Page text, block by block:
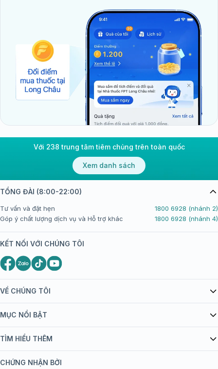
Với 238 trung tâm tiêm chủng trên toàn quốc
Xem danh sách
VỀ CHÚNG TÔI
Giới thiệu Tiêm Chủng FPT Long Châu
bán hàng
Chính sách nội dung
MỤC NỔI BẬT
Danh mục vắc xin
TÌM HIỂU THÊM
Khuyến mãi
CHỨNG NHẬN BỞI
TỔNG ĐÀI (8:00-22:00)
Tư vấn và đặt hẹn
1800 6928 (nhánh 2)
Góp ý chất lượng dịch vụ và Hỗ trợ khác
1800 6928 (nhánh 4)
KẾT NỐI VỚI CHÚNG TÔI